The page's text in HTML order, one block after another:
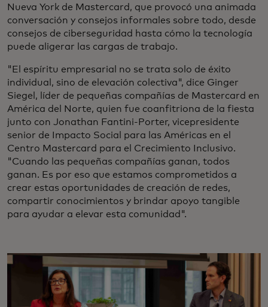
Nueva York de Mastercard, que provocó una animada
conversación y consejos informales sobre todo, desde
consejos de ciberseguridad hasta cómo la tecnología
puede aligerar las cargas de trabajo.
"El espíritu empresarial no se trata solo de éxito
individual, sino de elevación colectiva", dice Ginger
Siegel, líder de pequeñas compañías de Mastercard en
América del Norte, quien fue coanfitriona de la fiesta
junto con Jonathan Fantini-Porter, vicepresidente
senior de Impacto Social para las Américas en el
Centro Mastercard para el Crecimiento Inclusivo.
"Cuando las pequeñas compañías ganan, todos
ganan. Es por eso que estamos comprometidos a
crear estas oportunidades de creación de redes,
compartir conocimientos y brindar apoyo tangible
para ayudar a elevar esta comunidad".